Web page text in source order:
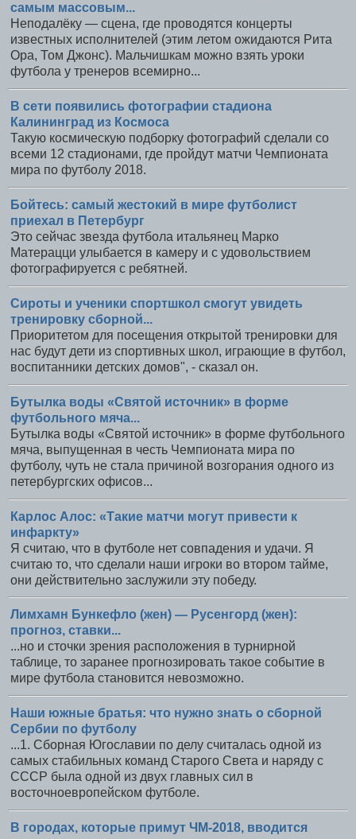
самым массовым...
Неподалёку — сцена, где проводятся концерты
известных исполнителей (этим летом ожидаются Рита
Ора, Том Джонс). Мальчишкам можно взять уроки
футбола у тренеров всемирно...
В сети появились фотографии стадиона
Калининград из Космоса
Такую космическую подборку фотографий сделали со
всеми 12 стадионами, где пройдут матчи Чемпионата
мира по футболу 2018.
Бойтесь: самый жестокий в мире футболист
приехал в Петербург
Это сейчас звезда футбола итальянец Марко
Матерацци улыбается в камеру и с удовольствием
фотографируется с ребятней.
Сироты и ученики спортшкол смогут увидеть
тренировку сборной...
Приоритетом для посещения открытой тренировки для
нас будут дети из спортивных школ, играющие в футбол,
воспитанники детских домов", - сказал он.
Бутылка воды «Святой источник» в форме
футбольного мяча...
Бутылка воды «Святой источник» в форме футбольного
мяча, выпущенная в честь Чемпионата мира по
футболу, чуть не стала причиной возгорания одного из
петербургских офисов...
Карлос Алос: «Такие матчи могут привеcти к
инфаркту»
Я считаю, что в футболе нет совпадения и удачи. Я
считаю то, что сделали наши игроки во втором тайме,
они действительно заслужили эту победу.
Лимхамн Бункефло (жен) — Русенгорд (жен):
прогноз, ставки...
...но и сточки зрения расположения в турнирной
таблице, то заранее прогнозировать такое событие в
мире футбола становится невозможно.
Наши южные братья: что нужно знать о сборной
Сербии по футболу
...1. Сборная Югославии по делу считалась одной из
самых стабильных команд Старого Света и наряду с
СССР была одной из двух главных сил в
восточноевропейском футболе.
В городах, которые примут ЧМ-2018, вводится